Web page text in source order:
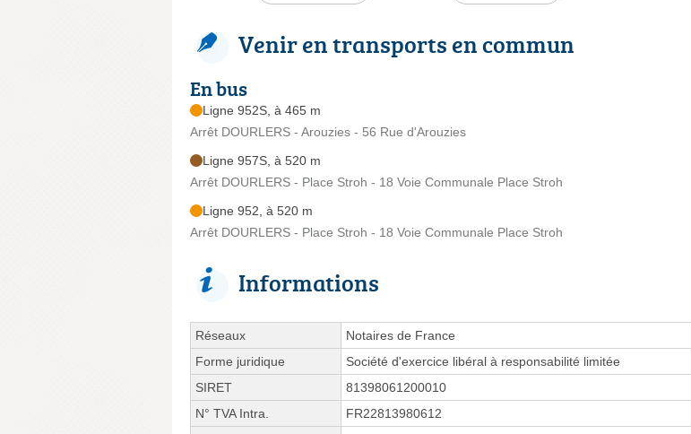
Venir en transports en commun
En bus
Ligne 952S, à 465 m
Arrêt DOURLERS - Arouzies - 56 Rue d'Arouzies
Ligne 957S, à 520 m
Arrêt DOURLERS - Place Stroh - 18 Voie Communale Place Stroh
Ligne 952, à 520 m
Arrêt DOURLERS - Place Stroh - 18 Voie Communale Place Stroh
Informations
Réseaux
Notaires de France
Forme juridique
Société d'exercice libéral à responsabilité limitée
SIRET
81398061200010
N° TVA Intra.
FR22813980612